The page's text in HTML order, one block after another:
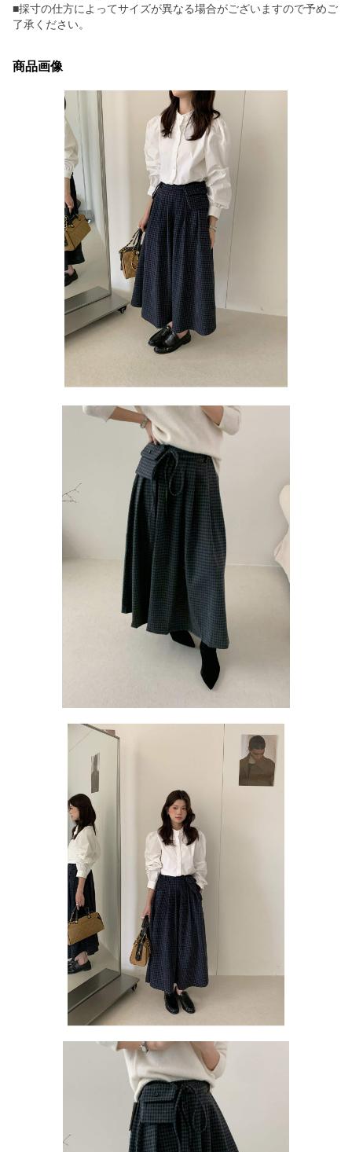
■採寸の仕方によってサイズが異なる場合がございますので予めご
了承ください。
商品画像